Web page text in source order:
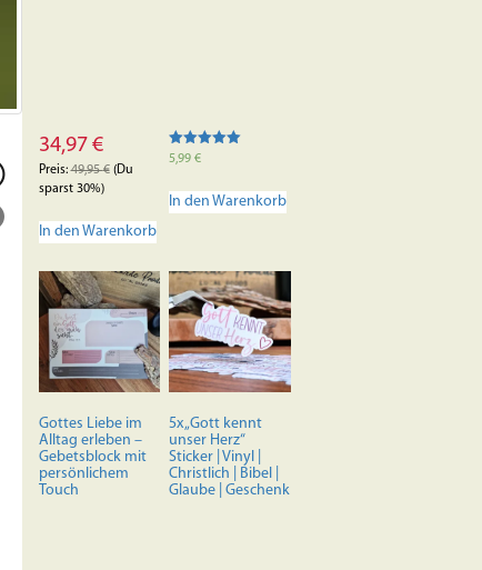
34,97 €
Preis:49,95€(Du
sparst 30%)
In den Warenkorb
Bewertet mit
5,99€
In den Warenkorb
Gottes Liebe im
Alltag erleben –
Gebetsblock mit
persönlichem
Touch
5x „Gott kennt
unser Herz“
Sticker | Vinyl |
Christlich | Bibel |
Glaube | Geschenk